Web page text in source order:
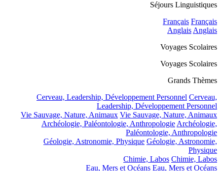
Séjours Linguistiques
Français Français
AnglaisAnglais
Voyages Scolaires
Voyages Scolaires
Grands Thèmes
Cerveau, Leadership, Développement Personnel Cerveau,
Leadership, Développement Personnel
Vie Sauvage, Nature, Animaux Vie Sauvage, Nature, Animaux
Archéologie, Paléontologie, AnthropologieArchéologie,
Paléontologie, Anthropologie
Géologie, Astronomie, Physique Géologie, Astronomie,
Physique
Chimie, Labos Chimie, Labos
Eau, Mers et Océans Eau, Mers et Océans